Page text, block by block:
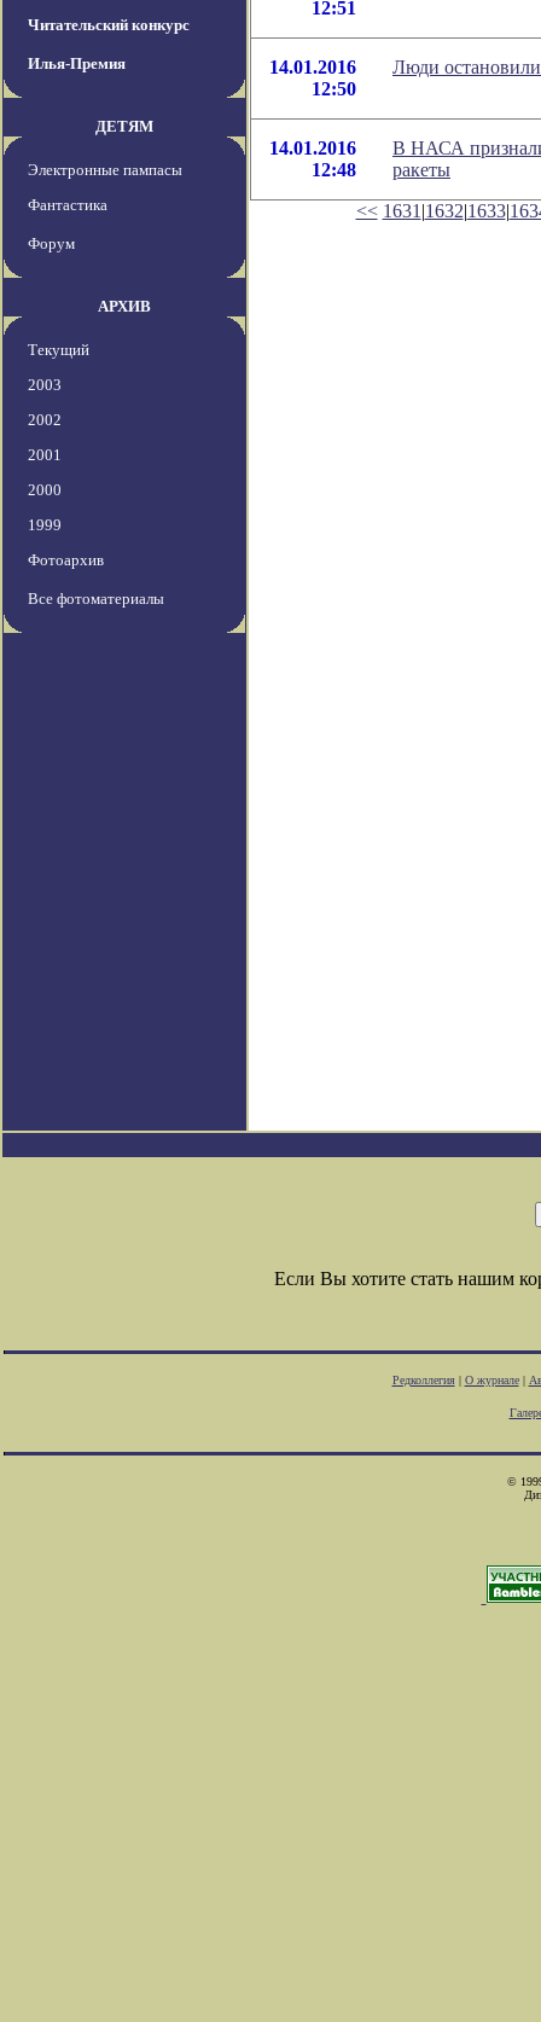
Читательский конкурс
Илья-Премия
ДЕТЯМ
Электронные пампасы
Фантастика
Форум
АРХИВ
Текущий
2003
2002
2001
2000
1999
Фотоархив
Все фотоматериалы
12:51
14.01.2016
12:50
Люди
14.01.2016
12:48
В НАСА признали
ракеты
<< 1631 |1632|1633|
Если Вы хотите стать нашим
Редколлегия| О журнале|
©